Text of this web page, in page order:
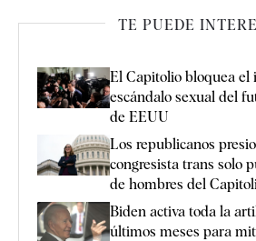
TE PUEDE
El Capitolio bloquea el
escándalo sexual del
de EEUU
Los republicanos
congresista trans solo
de hombres del
Biden activa toda la
últimos meses para